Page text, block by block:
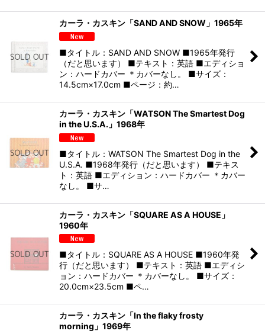
カーラ・カスキン「SAND AND SNOW」1965年
■タイトル：SAND AND SNOW ■1965年発行
（だと思います） ■テキスト：英語 ■エディショ
ン：ハードカバー ＊カバーなし。 ■サイズ：
14.5cm×17.0cm ■ページ：約…
カーラ・カスキン「WATSON The Smartest Dog
in the U.S.A.」1968年
■タイトル：WATSON The Smartest Dog in the
U.S.A. ■1968年発行（だと思います） ■テキス
ト：英語 ■エディション：ハードカバー ＊カバー
なし。 ■サ…
カーラ・カスキン「SQUARE AS A HOUSE」
1960年
■タイトル：SQUARE AS A HOUSE ■1960年発
行（だと思います） ■テキスト：英語 ■エディシ
ョン：ハードカバー ＊カバーなし。 ■サイズ：
20.0cm×23.5cm ■ペ…
カーラ・カスキン「In the flaky frosty
morning」1969年